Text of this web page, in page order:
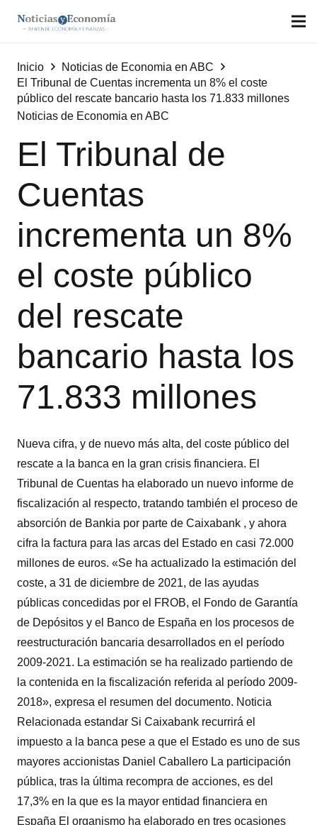
Inicio
Noticias de Economia en ABC
El Tribunal de Cuentas incrementa un 8% el coste
público del rescate bancario hasta los 71.833 millones
Noticias de Economia en ABC
El Tribunal de
Cuentas
incrementa un 8%
el coste público
del rescate
bancario hasta los
71.833 millones
Nueva cifra, y de nuevo más alta, del coste público del
rescate a la banca en la gran crisis financiera. El
Tribunal de Cuentas ha elaborado un nuevo informe de
fiscalización al respecto, tratando también el proceso de
absorción de Bankia por parte de Caixabank , y ahora
cifra la factura para las arcas del Estado en casi 72.000
millones de euros. «Se ha actualizado la estimación del
coste, a 31 de diciembre de 2021, de las ayudas
públicas concedidas por el FROB, el Fondo de Garantía
de Depósitos y el Banco de España en los procesos de
reestructuración bancaria desarrollados en el período
2009-2021. La estimación se ha realizado partiendo de
la contenida en la fiscalización referida al período 2009-
2018», expresa el resumen del documento. Noticia
Relacionada estandar Si Caixabank recurrirá el
impuesto a la banca pese a que el Estado es uno de sus
mayores accionistas Daniel Caballero La participación
pública, tras la última recompra de acciones, es del
17,3% en la que es la mayor entidad financiera en
España El organismo ha elaborado en tres ocasiones